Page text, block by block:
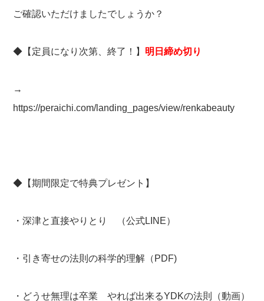
ご確認いただけましたでしょうか？
◆【定員になり次第、終了！】 明日締め切り
→
https://peraichi.com/landing_pages/view/renkabeauty
◆【期間限定で特典プレゼント】
・深津と直接やりとり （公式LINE）
・引き寄せの法則の科学的理解（PDF)
・どうせ無理は卒業 やれば出来るYDKの法則（動画）